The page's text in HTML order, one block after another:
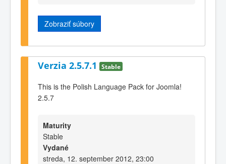
Zobraziť súbory
Verzia 2.5.7.1 Stable
This is the Polish Language Pack for Joomla!
2.5.7
Maturity
Stable
Vydané
streda, 12. september 2012, 23:00